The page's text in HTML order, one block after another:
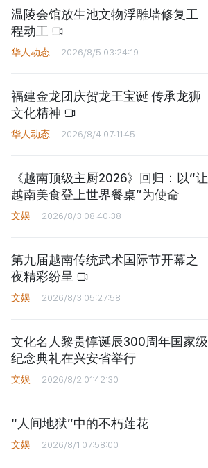
温陵会馆放生池文物浮雕墙修复工
程动工
华人动态 2026/8/5 03:24:19
福建金龙团庆贺龙王宝诞 传承龙狮
文化精神
华人动态 2026/8/4 07:11:45
《越南顶级主厨2026》回归：以“让
越南美食登上世界餐桌”为使命
文娱 2026/8/3 08:40:38
第九届越南传统武术国际节开幕之
夜精彩纷呈
文娱 2026/8/3 05:27:58
文化名人黎贵惇诞辰300周年国家级
纪念典礼在兴安省举行
文娱 2026/8/2 01:42:30
“人间地狱”中的不朽莲花
文娱 2026/8/1 07:58:00